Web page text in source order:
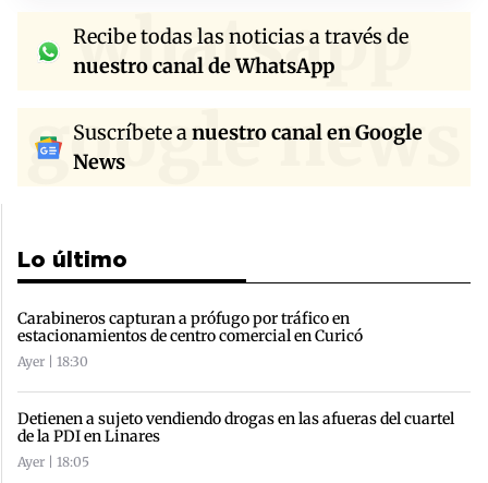
whatsapp
Recibe todas las noticias a través de
nuestro canal de WhatsApp
google news
Suscríbete anuestro canal en Google
News
Lo último
Carabineros capturan a prófugo por tráfico en
estacionamientos de centro comercial en Curicó
Ayer | 18:30
Detienen a sujeto vendiendo drogas en las afueras del cuartel
de la PDI en Linares
Ayer | 18:05